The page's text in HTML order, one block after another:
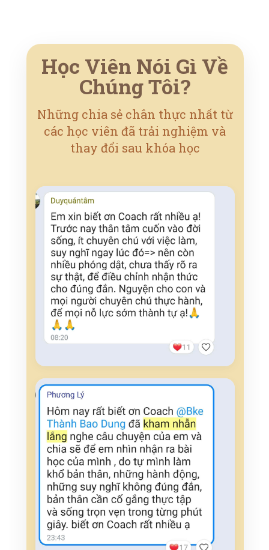
Học Viên Nói Gì Về
Chúng Tôi?
Những chia sẻ chân thực nhất từ
các học viên đã trải nghiệm và
thay đổi sau khóa học